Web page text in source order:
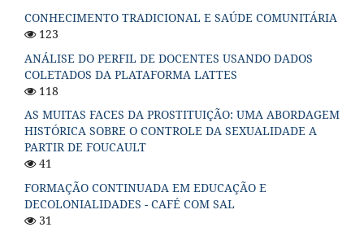
CONHECIMENTO TRADICIONAL E SAÚDE COMUNITÁRIA
123
ANÁLISE DO PERFIL DE DOCENTES USANDO DADOS
COLETADOS DA PLATAFORMA LATTES
118
AS MUITAS FACES DA PROSTITUIÇÃO: UMA ABORDAGEM
HISTÓRICA SOBRE O CONTROLE DA SEXUALIDADE A
PARTIR DE FOUCAULT
41
FORMAÇÃO CONTINUADA EM EDUCAÇÃO E
DECOLONIALIDADES - CAFÉ COM SAL
31